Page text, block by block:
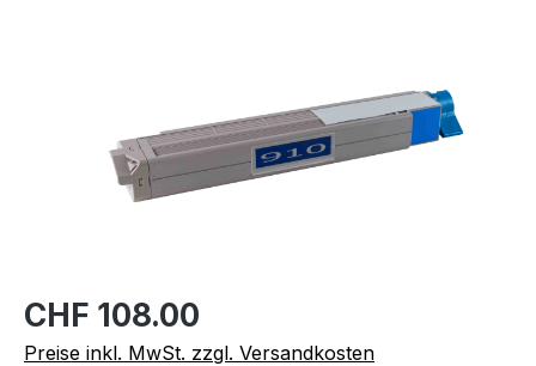
CHF 108.00
Preise inkl. MwSt. zzgl. Versandkosten